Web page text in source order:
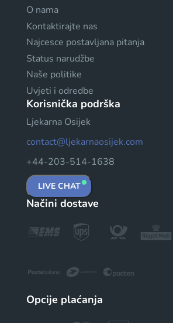
O nama
Kontaktirajte nas
Najcesce postavljana pitanja
Status narudžbe
Naše politike
Uvjeti i odredbe
Korisnička podrška
Ljekarna Osijek
contact@ljekarnaosijek.com
+44-203-514-1638
LIVE CHAT
Načini dostave
Opcije plaćanja